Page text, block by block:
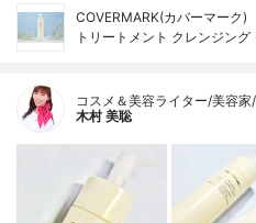
COVERMARK(カバーマーク)
トリートメント クレンジング
コスメ＆美容ライター/美容
木村 美聡